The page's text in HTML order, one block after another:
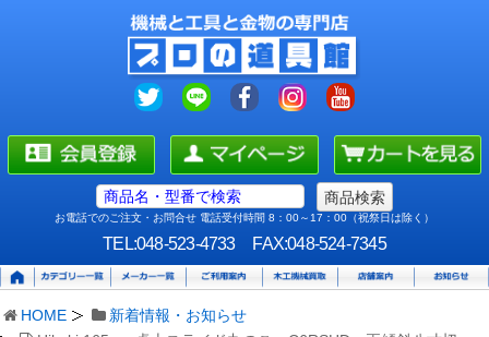
お電話でのご注文・お問合せ 電話受付時間 8：00～17：00（祝祭日は除く）
TEL:048-523-4733 FAX:048-524-7345
HOME
新着情報・お知らせ